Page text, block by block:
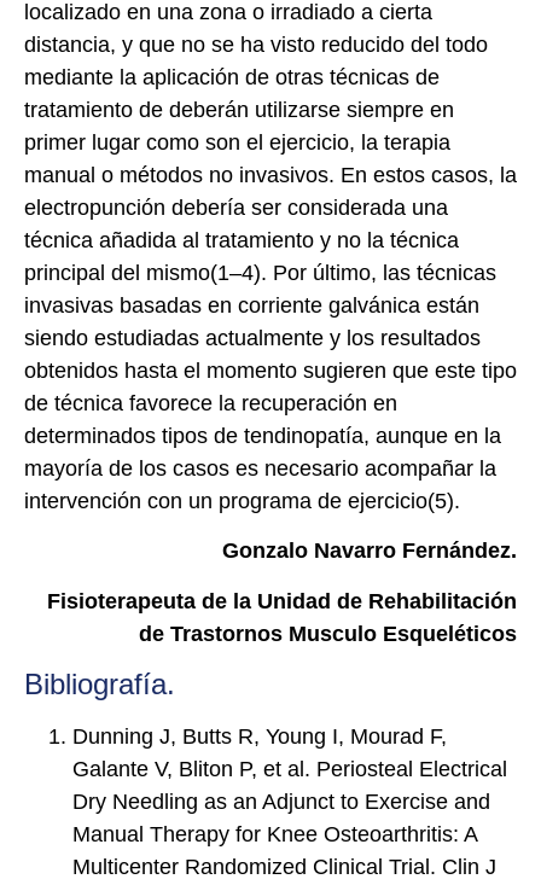
localizado en una zona o irradiado a cierta
distancia, y que no se ha visto reducido del todo
mediante la aplicación de otras técnicas de
tratamiento de deberán utilizarse siempre en
primer lugar como son el ejercicio, la terapia
manual o métodos no invasivos. En estos casos, la
electropunción debería ser considerada una
técnica añadida al tratamiento y no la técnica
principal del mismo(1–4). Por último, las técnicas
invasivas basadas en corriente galvánica están
siendo estudiadas actualmente y los resultados
obtenidos hasta el momento sugieren que este tipo
de técnica favorece la recuperación en
determinados tipos de tendinopatía, aunque en la
mayoría de los casos es necesario acompañar la
intervención con un programa de ejercicio(5).
Gonzalo Navarro Fernández.
Fisioterapeuta de la Unidad de Rehabilitación
de Trastornos Musculo Esqueléticos
Bibliografía.
Dunning J, Butts R, Young I, Mourad F,
Galante V, Bliton P, et al. Periosteal Electrical
Dry Needling as an Adjunct to Exercise and
Manual Therapy for Knee Osteoarthritis: A
Multicenter Randomized Clinical Trial. Clin J